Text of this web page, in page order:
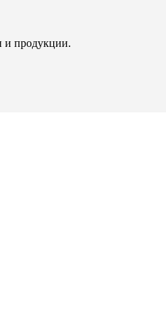
и продукции.